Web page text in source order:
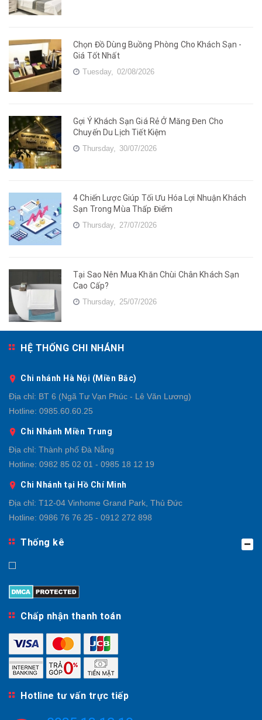
Chọn Đồ Dùng Buồng Phòng Cho Khách Sạn -
Giá Tốt Nhất
Tuesday, 02/08/2026
Gợi Ý Khách Sạn Giá Rẻ Ở Măng Đen Cho
Chuyến Du Lịch Tiết Kiệm
Thursday, 30/07/2026
4 Chiến Lược Giúp Tối Ưu Hóa Lợi Nhuận Khách
Sạn Trong Mùa Thấp Điểm
Thursday, 27/07/2026
Tại Sao Nên Mua Khăn Chùi Chân Khách Sạn
Cao Cấp?
Thursday, 25/07/2026
HỆ THỐNG CHI NHÁNH
Chi nhánh Hà Nội (Miền Bắc)
Địa chỉ: BT 6 (Ngã Tư Vạn Phúc - Lê Văn Lương)
Hotline: 0985.60.60.25
Chi Nhánh Miền Trung
Địa chỉ: Thành phố Đà Nẵng
Hotline: 0982 85 02 01 - 0985 18 12 19
Chi Nhánh tại Hồ Chí Minh
Địa chỉ: T12-04 Vinhome Grand Park, Thủ Đức
Hotline: 0986 76 76 25 - 0912 272 898
Thống kê
Chấp nhận thanh toán
Hotline tư vấn trực tiếp